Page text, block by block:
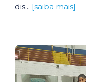
dis... [saiba mais]